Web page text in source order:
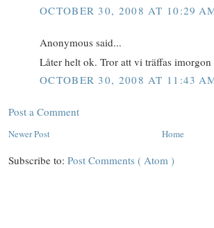
OCTOBER 30, 2008 AT 10:29
Anonymous said...
Låter helt ok. Tror att vi träffas
OCTOBER 30, 2008 AT 11:43
Post a Comment
Newer Post Home
Subscribe to: Post Comments ( Atom )